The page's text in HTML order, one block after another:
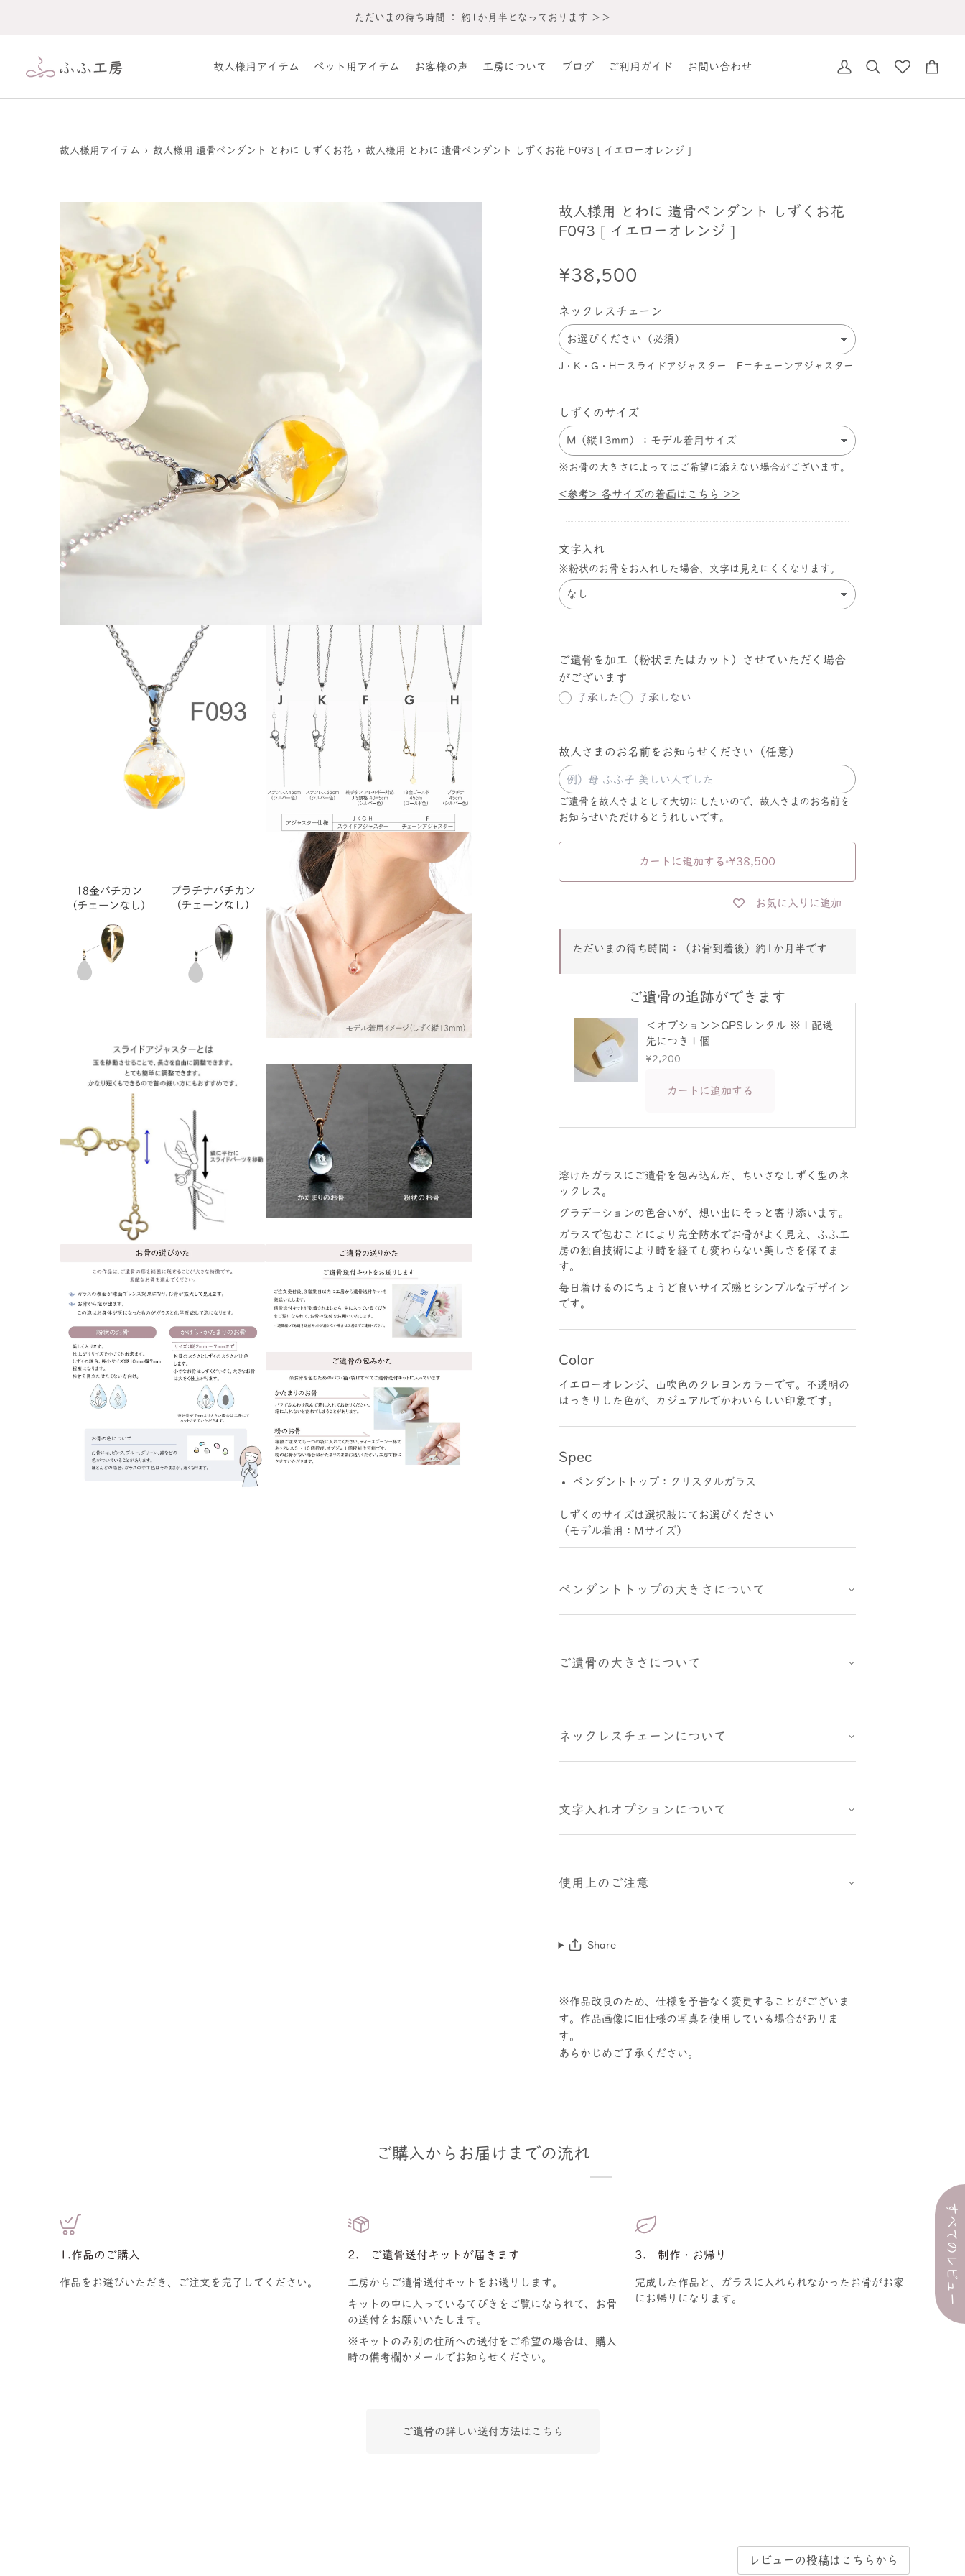
ス
ただいまの待ち時間 ： 約1か月半となっております ＞＞
故人様用アイテム ペット用アイテム お客様の声 工房について ブログ ご利用ガイド お問い合わせ
ア
検
カ
故人様用アイテム › 故人様用 遺骨ペンダント とわに しずくお花 › 故人様用 とわに 遺骨ペンダント しずくお花 F093 [ イエローオレンジ ]
故人様用 とわに 遺骨ペンダント しずくお花
F093 [ イエローオレンジ ]
¥38,500
ネックレスチェーン
J・K・G・H＝スライドアジャスター F＝チェーンアジャスター
しずくのサイズ
※お骨の大きさによってはご希望に添えない場合がございます。
<参考> 各サイズの着画はこちら >>
文字入れ
※粉状のお骨をお入れした場合、文字は見えにくくなります。
ご遺骨を加工（粉状またはカット）させていただく場合
がございます
了承した 了承しない
故人さまのお名前をお知らせください（任意）
ご遺骨を故人さまとして大切にしたいので、故人さまのお名前を
お知らせいただけるとうれしいです。
カートに追加する •¥38,500
お気に入りに追加
ただいまの待ち時間： （お骨到着後）約1か月半です
ご遺骨の追跡ができます
＜オプション＞GPSレンタル ※１配送
先につき１個
¥2,200
カートに追加する
溶けたガラスにご遺骨を包み込んだ、ちいさなしずく型のネ
ックレス。
グラデーションの色合いが、想い出にそっと寄り添います。
ガラスで包むことにより完全防水でお骨がよく見え、ふふ工
房の独自技術により時を経ても変わらない美しさを保てま
す。
毎日着けるのにちょうど良いサイズ感とシンプルなデザイン
です。
Color
イエローオレンジ、山吹色のクレヨンカラーです。不透明の
はっきりした色が、カジュアルでかわいらしい印象です。
Spec
ペンダントトップ：クリスタルガラス
しずくのサイズは選択肢にてお選びください
（モデル着用：Mサイズ）
ペンダントトップの大きさについて
ご遺骨の大きさについて
ネックレスチェーンについて
文字入れオプションについて
使用上のご注意
Share
※作品改良のため、仕様を予告なく変更することがございま
す。作品画像に旧仕様の写真を使用している場合がありま
す。
あらかじめご了承ください。
ご購入からお届けまでの流れ
1.作品のご購入
作品をお選びいただき、ご注文を完了してください。
2. ご遺骨送付キットが届きます
工房からご遺骨送付キットをお送りします。
キットの中に入っているてびきをご覧になられて、お骨
の送付をお願いいたします。
※キットのみ別の住所への送付をご希望の場合は、購入
時の備考欄かメールでお知らせください。
3. 制作・お帰り
完成した作品と、ガラスに入れられなかったお骨がお家
にお帰りになります。
ご遺骨の詳しい送付方法はこちら
レビューの投稿はこちらから
すべてのレビュー